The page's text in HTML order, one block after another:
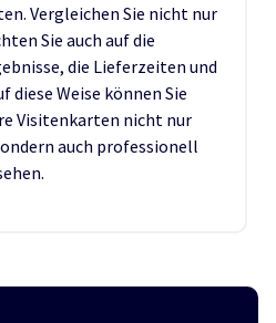
Vergleichen Sie nicht nur
Sie auch auf die
die Lieferzeiten und
diese Weise können Sie
Visitenkarten nicht nur
auch professionell